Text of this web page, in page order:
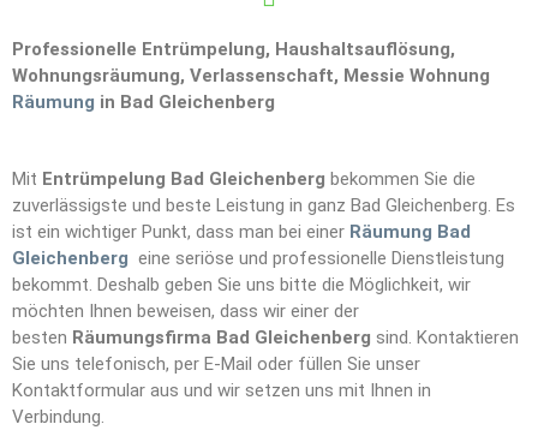
Professionelle Entrümpelung, Haushaltsauflösung,
Wohnungsräumung, Verlassenschaft, Messie Wohnung
Räumung in Bad Gleichenberg
Mit Entrümpelung Bad Gleichenberg bekommen Sie die
zuverlässigste und beste Leistung in ganz Bad Gleichenberg. Es
ist ein wichtiger Punkt, dass man bei einer Räumung Bad
Gleichenberg eine seriöse und professionelle Dienstleistung
bekommt. Deshalb geben Sie uns bitte die Möglichkeit, wir
möchten Ihnen beweisen, dass wir einer der
besten Räumungsfirma Bad Gleichenberg sind. Kontaktieren
Sie uns telefonisch, per E-Mail oder füllen Sie unser
Kontaktformular aus und wir setzen uns mit Ihnen in
Verbindung.